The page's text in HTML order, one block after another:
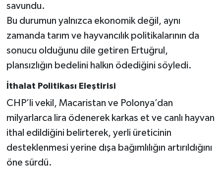
savundu.
Bu durumun yalnızca ekonomik değil, aynı
zamanda tarım ve hayvancılık politikalarının da
sonucu olduğunu dile getiren Ertuğrul,
plansızlığın bedelini halkın ödediğini söyledi.
İthalat Politikası Eleştirisi
CHP’li vekil, Macaristan ve Polonya’dan
milyarlarca lira ödenerek karkas et ve canlı hayvan
ithal edildiğini belirterek, yerli üreticinin
desteklenmesi yerine dışa bağımlılığın artırıldığını
öne sürdü.